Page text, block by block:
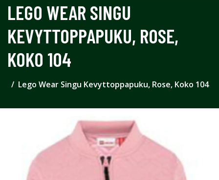
LEGO WEAR SINGU
KEVYTTOPPAPUKU, ROSE,
KOKO 104
Lego Wear Singu Kevyttoppapuku, Rose, Koko 104